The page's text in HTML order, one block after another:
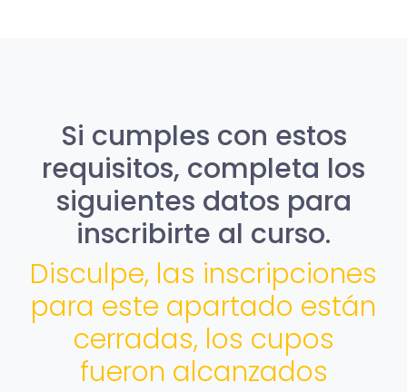
Si cumples con estos
requisitos, completa los
siguientes datos para
inscribirte al curso.
Disculpe, las inscripciones
para este apartado están
cerradas, los cupos
fueron alcanzados